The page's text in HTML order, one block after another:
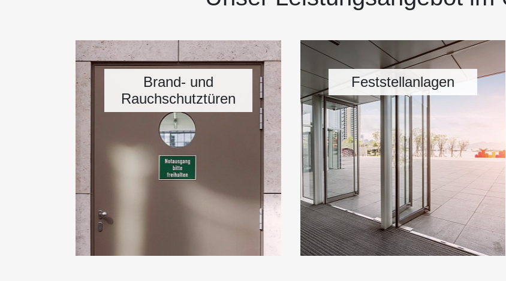
Brand- und
Rauchschutztüren
Feststellanlagen